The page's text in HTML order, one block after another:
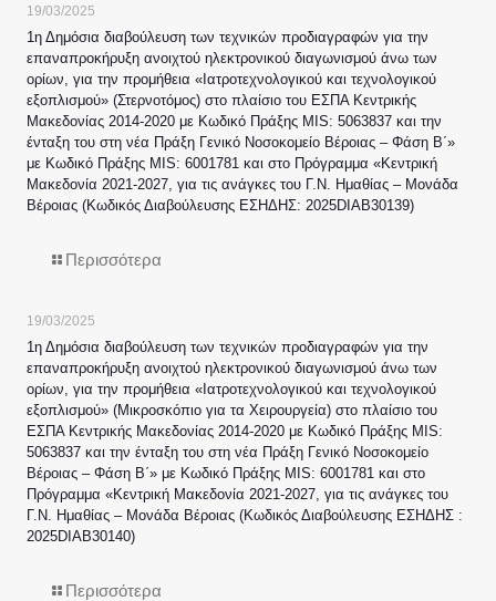
19/03/2025
1η Δημόσια διαβούλευση των τεχνικών προδιαγραφών για την
επαναπροκήρυξη ανοιχτού ηλεκτρονικού διαγωνισμού άνω των
ορίων, για την προμήθεια «Ιατροτεχνολογικού και τεχνολογικού
εξοπλισμού» (Στερνοτόμος) στο πλαίσιο του ΕΣΠΑ Κεντρικής
Μακεδονίας 2014-2020 με Κωδικό Πράξης MIS: 5063837 και την
ένταξη του στη νέα Πράξη Γενικό Νοσοκομείο Βέροιας – Φάση Β΄»
με Κωδικό Πράξης MIS: 6001781 και στο Πρόγραμμα «Κεντρική
Μακεδονία 2021-2027, για τις ανάγκες του Γ.Ν. Ημαθίας – Μονάδα
Βέροιας (Κωδικός Διαβούλευσης ΕΣΗΔΗΣ: 2025DIAB30139)
Περισσότερα
19/03/2025
1η Δημόσια διαβούλευση των τεχνικών προδιαγραφών για την
επαναπροκήρυξη ανοιχτού ηλεκτρονικού διαγωνισμού άνω των
ορίων, για την προμήθεια «Ιατροτεχνολογικού και τεχνολογικού
εξοπλισμού» (Μικροσκόπιο για τα Χειρουργεία) στο πλαίσιο του
ΕΣΠΑ Κεντρικής Μακεδονίας 2014-2020 με Κωδικό Πράξης MIS:
5063837 και την ένταξη του στη νέα Πράξη Γενικό Νοσοκομείο
Βέροιας – Φάση Β΄» με Κωδικό Πράξης MIS: 6001781 και στο
Πρόγραμμα «Κεντρική Μακεδονία 2021-2027, για τις ανάγκες του
Γ.Ν. Ημαθίας – Μονάδα Βέροιας (Κωδικός Διαβούλευσης ΕΣΗΔΗΣ :
2025DIAB30140)
Περισσότερα